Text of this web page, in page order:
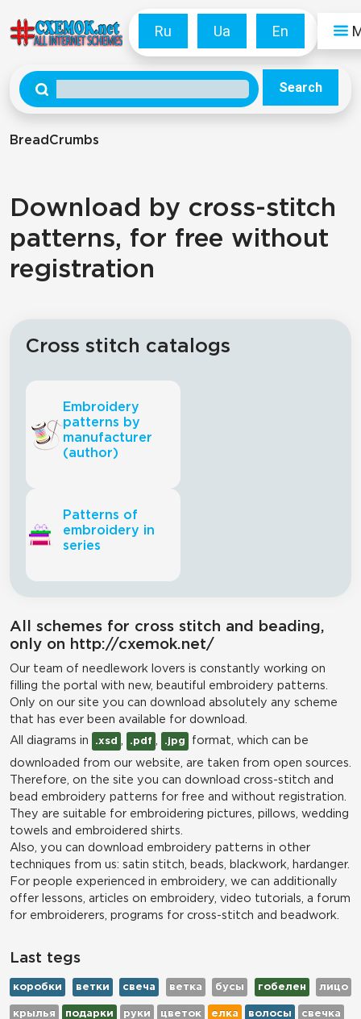
Ru Ua En
Search
BreadCrumbs
Download by cross-stitch
patterns, for free without
registration
Cross stitch catalogs
Embroidery
patterns by
manufacturer
(author)
Patterns of
embroidery in
series
All schemes for cross stitch and beading,
only on http://cxemok.net/
Our team of needlework lovers is constantly working on
filling the portal with new, beautiful embroidery patterns.
Only on our site you can download absolutely any scheme
that has ever been available for download.
All diagrams in
.xsd .pdf .jpg format, which can be
downloaded from our website, are taken from open sources.
Therefore, on the site you can download cross-stitch and
bead embroidery patterns for free and without registration.
They are suitable for embroidering pictures, pillows, wedding
towels and embroidered shirts.
Also, you can download embroidery patterns in other
techniques from us: satin stitch, beads, blackwork, hardanger.
For people experienced in embroidery, we can additionally
offer lessons, articles on embroidery, video tutorials, a forum
for embroiderers, programs for cross-stitch and beadwork.
Last tegs
коробки ветки свеча ветка бусы гобелен лицо
крылья подарки руки цветок елка волосы свечка